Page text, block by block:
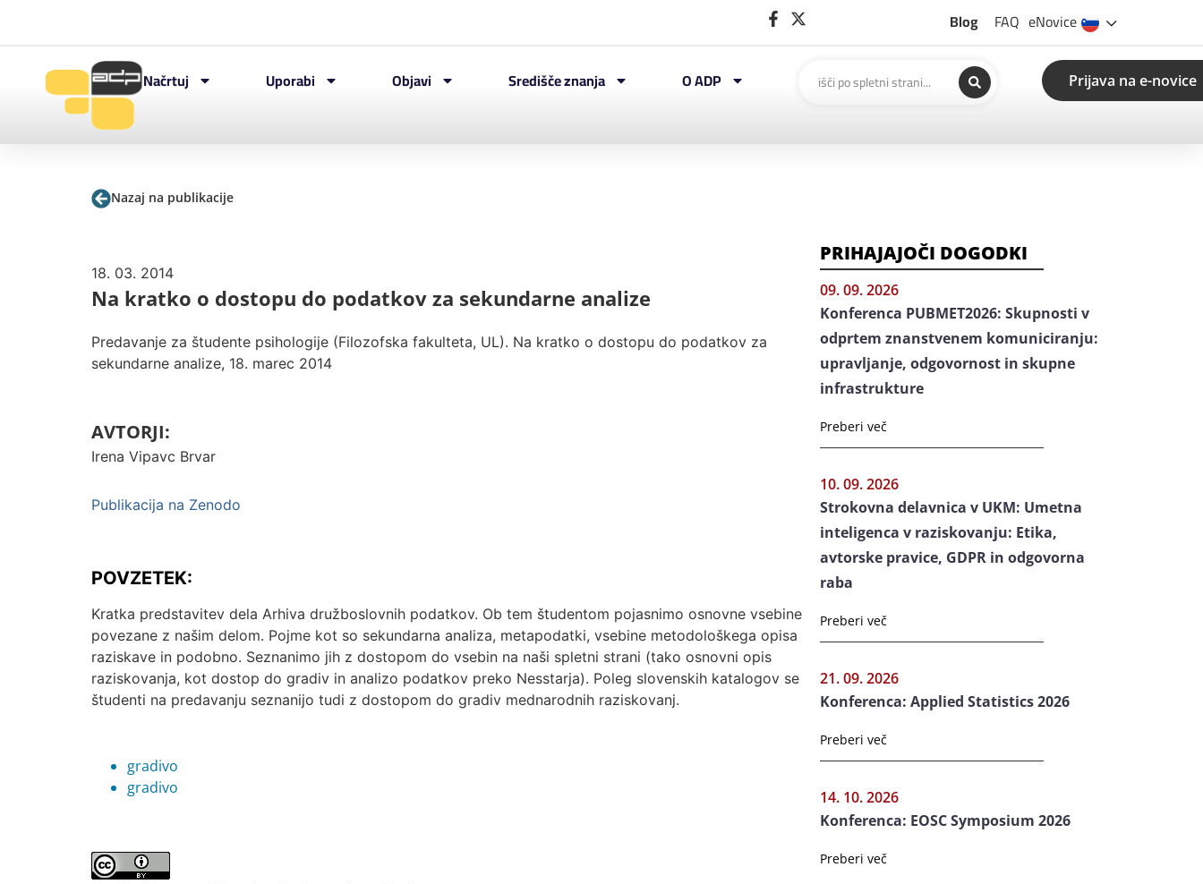
Blog FAQ eNovice
Načrtuj Uporabi Objavi Središče znanja O ADP Prijava na e-novice
Nazaj na publikacije
18. 03. 2014
Na kratko o dostopu do podatkov za sekundarne analize
Predavanje za študente psihologije (Filozofska fakulteta, UL). Na kratko o dostopu do podatkov za
sekundarne analize, 18. marec 2014
AVTORJI:
Irena Vipavc Brvar
Publikacija na Zenodo
POVZETEK:
Kratka predstavitev dela Arhiva družboslovnih podatkov. Ob tem študentom pojasnimo osnovne vsebine
povezane z našim delom. Pojme kot so sekundarna analiza, metapodatki, vsebine metodološkega opisa
raziskave in podobno. Seznanimo jih z dostopom do vsebin na naši spletni strani (tako osnovni opis
raziskovanja, kot dostop do gradiv in analizo podatkov preko Nesstarja). Poleg slovenskih katalogov se
študenti na predavanju seznanijo tudi z dostopom do gradiv mednarodnih raziskovanj.
gradivo
gradivo
PRIHAJAJOČI DOGODKI
09. 09. 2026
Konferenca PUBMET2026: Skupnosti v
odprtem znanstvenem komuniciranju:
upravljanje, odgovornost in skupne
infrastrukture
Preberi več
10. 09. 2026
Strokovna delavnica v UKM: Umetna
inteligenca v raziskovanju: Etika,
avtorske pravice, GDPR in odgovorna
raba
Preberi več
21. 09. 2026
Konferenca: Applied Statistics 2026
Preberi več
14. 10. 2026
Konferenca: EOSC Symposium 2026
Preberi več